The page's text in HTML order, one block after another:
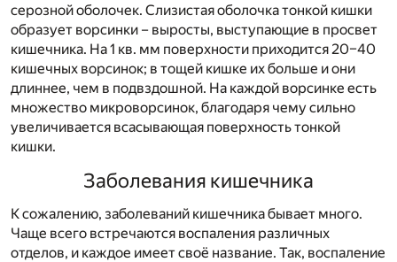
серозной оболочек. Слизистая оболочка тонкой кишки
образует ворсинки – выросты, выступающие в просвет
кишечника. На 1 кв. мм поверхности приходится 20–40
кишечных ворсинок; в тощей кишке их больше и они
длиннее, чем в подвздошной. На каждой ворсинке есть
множество микроворсинок, благодаря чему сильно
увеличивается всасывающая поверхность тонкой
кишки.
Заболевания кишечника
К сожалению, заболеваний кишечника бывает много.
Чаще всего встречаются воспаления различных
отделов, и каждое имеет своё название. Так, воспаление